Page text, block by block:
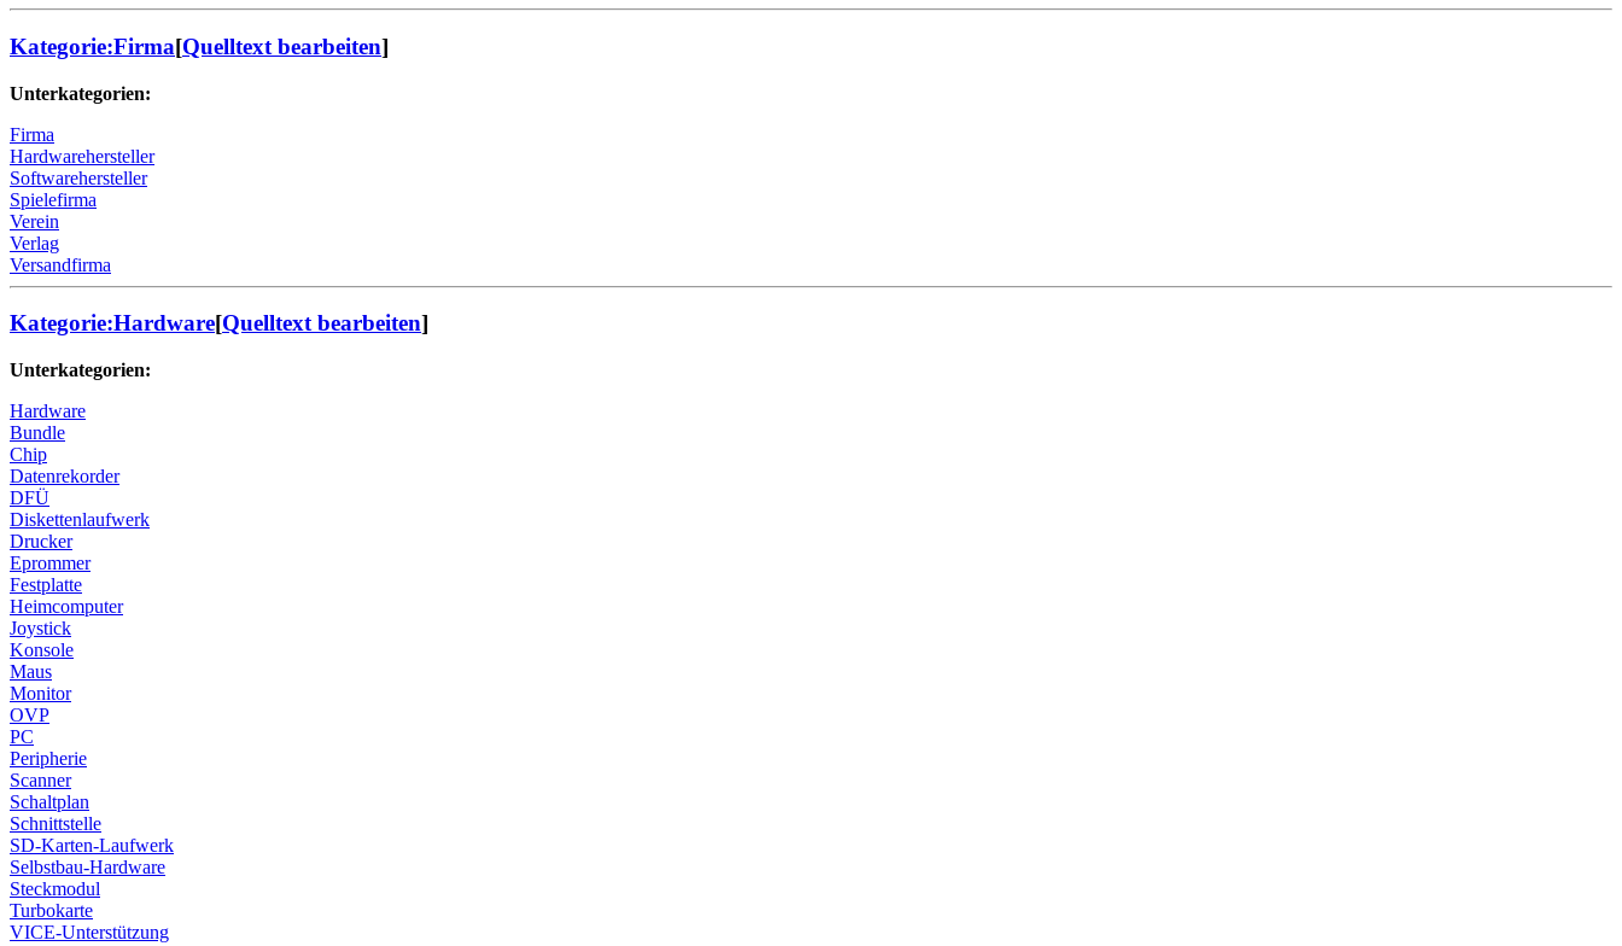
Kategorie:Firma[Quelltext bearbeiten]
Unterkategorien:
Firma
Hardwarehersteller
Softwarehersteller
Spielefirma
Verein
Verlag
Versandfirma
Kategorie:Hardware[Quelltext bearbeiten]
Unterkategorien:
Hardware
Bundle
Chip
Datenrekorder
DFÜ
Diskettenlaufwerk
Drucker
Eprommer
Festplatte
Heimcomputer
Joystick
Konsole
Maus
Monitor
OVP
PC
Peripherie
Scanner
Schaltplan
Schnittstelle
SD-Karten-Laufwerk
Selbstbau-Hardware
Steckmodul
Turbokarte
VICE-Unterstützung